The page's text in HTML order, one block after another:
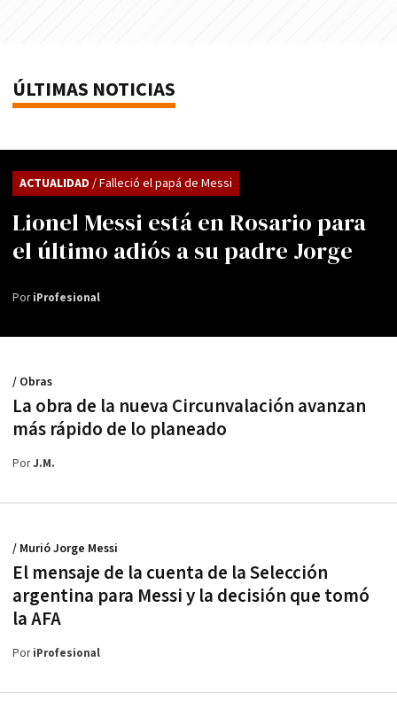
ÚLTIMAS NOTICIAS
Lionel Messi está en Rosario para
el último adiós a su padre Jorge
ACTUALIDAD / Falleció el papá de Messi
PoriProfesional
La obra de la nueva Circunvalación avanzan
más rápido de lo planeado
/ Obras
PorJ.M.
El mensaje de la cuenta de la Selección
argentina para Messi y la decisión que tomó
la AFA
/ Murió Jorge Messi
PoriProfesional